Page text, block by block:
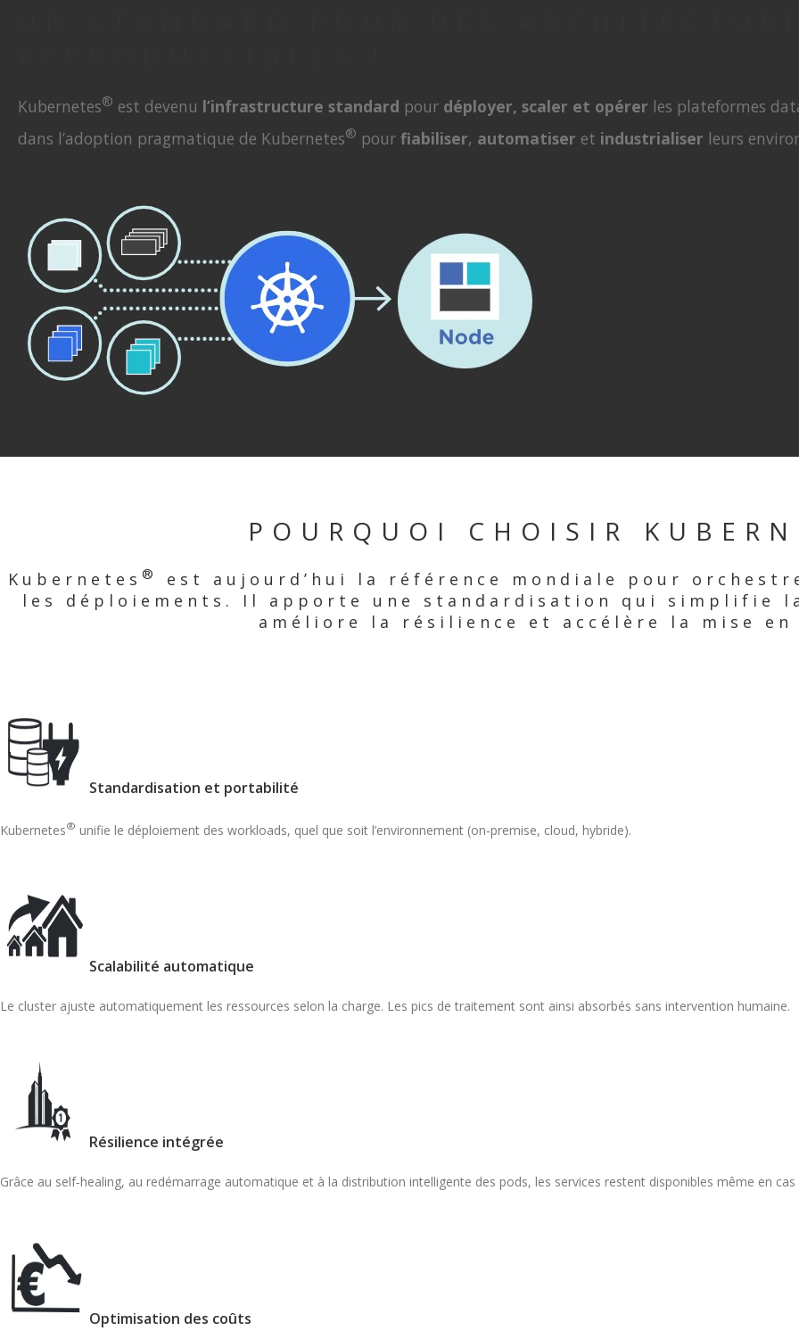
Kubernetes® est devenu l’infrastructure standard pour déployer, scaler et opérer les plateformes
dans l’adoption pragmatique de Kubernetes® pour fiabiliser, automatiser et industrialiser leurs
POURQUOI CHOISIR
Kubernetes ®
est aujourd’hui la référence mondiale pour
les déploiements. Il apporte une standardisation qui simplifie
améliore la résilience et accélère la mise en
Standardisation et portabilité
Kubernetes® unifie le déploiement des workloads, quel que soit l’environnement (on‑premise, cloud, hybride).
Scalabilité automatique
Le cluster ajuste automatiquement les ressources selon la charge. Les pics de traitement sont ainsi absorbés sans intervention humaine.
Résilience intégrée
Grâce au self‑healing, au redémarrage automatique et à la distribution intelligente des pods, les services restent disponibles même en cas
Optimisation des coûts